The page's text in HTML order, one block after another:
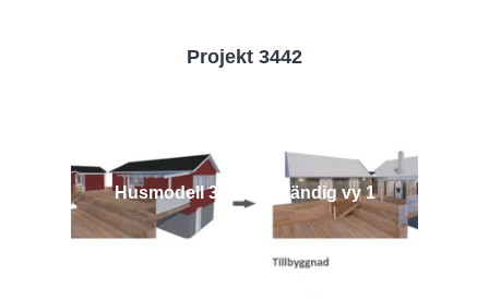
Projekt 3442
Husmodell 3442 - Utvändig vy 1